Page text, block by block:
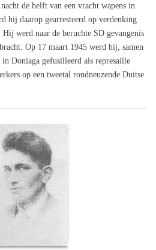
de helft van een vracht wapens in
hij daarop gearresteerd op verdenking
Hij werd naar de beruchte SD gevangenis
Op 17 maart 1945 werd hij, samen
in Doniaga gefusilleerd als represaille
op een tweetal rondneuzende Duitse